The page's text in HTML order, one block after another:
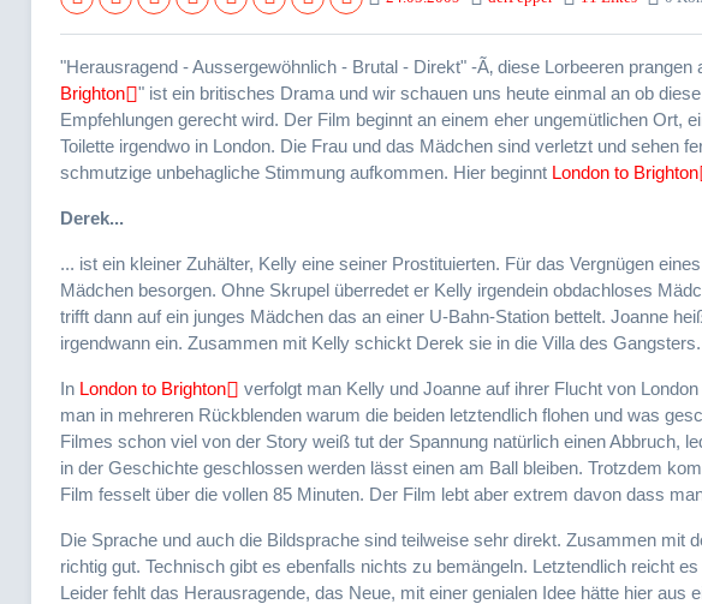
"Herausragend - Aussergewöhnlich - Brutal - Direkt" -Ã‚ diese Lorbeeren
Brighton
" ist ein britisches Drama und wir schauen uns heute einmal an ob
Empfehlungen gerecht wird. Der Film beginnt an einem eher ungemütlichen Ort,
Toilette irgendwo in London. Die Frau und das Mädchen sind verletzt und sehen
schmutzige unbehagliche Stimmung aufkommen. Hier beginnt London to Brighton
Derek...
... ist ein kleiner Zuhälter, Kelly eine seiner Prostituierten. Für das Vergnügen eines
Mädchen besorgen. Ohne Skrupel überredet er Kelly irgendein obdachloses
trifft dann auf ein junges Mädchen das an einer U-Bahn-Station bettelt. Joanne
irgendwann ein. Zusammen mit Kelly schickt Derek sie in die Villa des Gangsters.
In London to Brighton
verfolgt man Kelly und Joanne auf ihrer Flucht von
man in mehreren Rückblenden warum die beiden letztendlich flohen und was
Filmes schon viel von der Story weiß tut der Spannung natürlich einen Abbruch,
in der Geschichte geschlossen werden lässt einen am Ball bleiben. Trotzdem
Film fesselt über die vollen 85 Minuten. Der Film lebt aber extrem davon dass
Die Sprache und auch die Bildsprache sind teilweise sehr direkt. Zusammen mit
richtig gut. Technisch gibt es ebenfalls nichts zu bemängeln. Letztendlich reicht
Leider fehlt das Herausragende, das Neue, mit einer genialen Idee hätte hier aus